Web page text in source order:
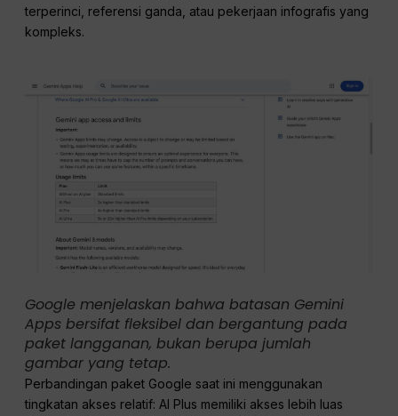
terperinci, referensi ganda, atau pekerjaan infografis yang
kompleks.
Google menjelaskan bahwa batasan Gemini
Apps bersifat fleksibel dan bergantung pada
paket langganan, bukan berupa jumlah
gambar yang tetap.
Perbandingan paket Google saat ini menggunakan
tingkatan akses relatif: AI Plus memiliki akses lebih luas